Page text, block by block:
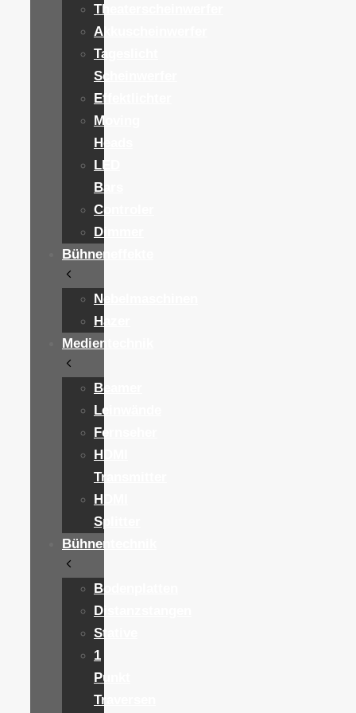
Theaterscheinwerfer
Akkuscheinwerfer
Tageslicht
Scheinwerfer
Effektlichter
Moving
Heads
LED
Bars
Controler
Dimmer
Bühneneffekte
Nebelmaschinen
Hazer
Medientechnik
Beamer
Leinwände
Fernseher
HDMI
Transmitter
HDMI
Splitter
Bühnentechnik
Bodenplatten
Distanzstangen
Stative
1
Punkt
Traversen